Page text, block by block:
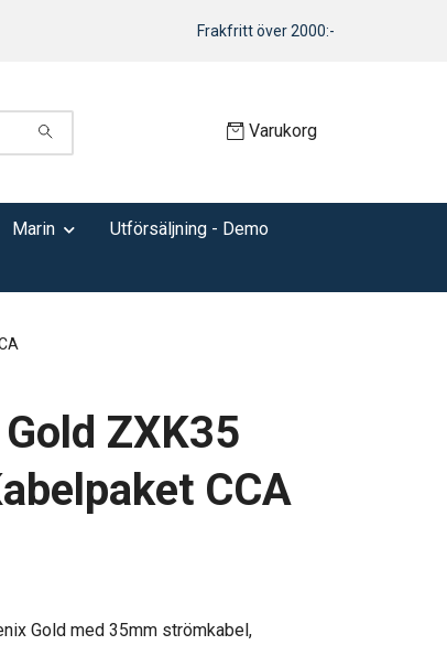
Frakfritt över 2000:-
Varukorg
Marin
Utförsäljning - Demo
ZXK35
CCA
Gold med 35mm strömkabel,